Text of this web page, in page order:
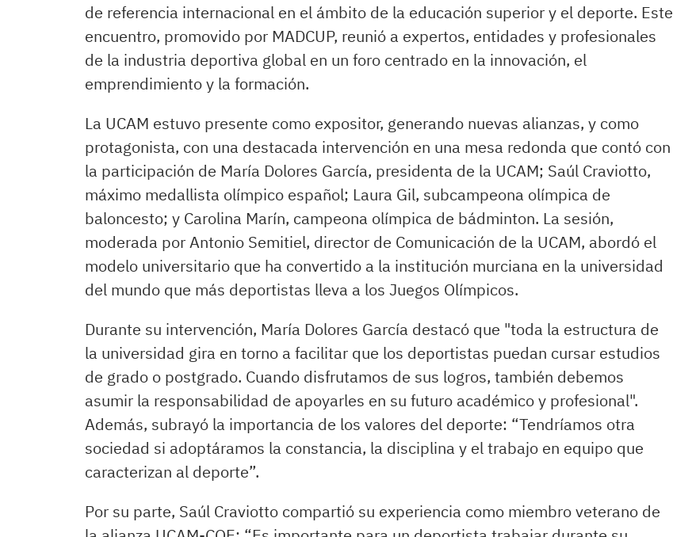
de referencia internacional en el ámbito de la educación superior y el deporte. Este
encuentro, promovido por MADCUP, reunió a expertos, entidades y profesionales
de la industria deportiva global en un foro centrado en la innovación, el
emprendimiento y la formación.
La UCAM estuvo presente como expositor, generando nuevas alianzas, y como
protagonista, con una destacada intervención en una mesa redonda que contó con
la participación de María Dolores García, presidenta de la UCAM; Saúl Craviotto,
máximo medallista olímpico español; Laura Gil, subcampeona olímpica de
baloncesto; y Carolina Marín, campeona olímpica de bádminton. La sesión,
moderada por Antonio Semitiel, director de Comunicación de la UCAM, abordó el
modelo universitario que ha convertido a la institución murciana en la universidad
del mundo que más deportistas lleva a los Juegos Olímpicos.
Durante su intervención, María Dolores García destacó que "toda la estructura de
la universidad gira en torno a facilitar que los deportistas puedan cursar estudios
de grado o postgrado. Cuando disfrutamos de sus logros, también debemos
asumir la responsabilidad de apoyarles en su futuro académico y profesional".
Además, subrayó la importancia de los valores del deporte: “Tendríamos otra
sociedad si adoptáramos la constancia, la disciplina y el trabajo en equipo que
caracterizan al deporte”.
Por su parte, Saúl Craviotto compartió su experiencia como miembro veterano de